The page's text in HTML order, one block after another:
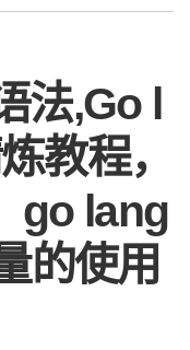
法,Go l
教程，
go lang
的使用